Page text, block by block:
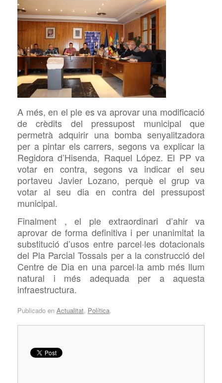
A més, en el ple es va aprovar una modificació
de crèdits del pressupost municipal que
permetrà adquirir una bomba senyalitzadora
per a pintar els carrers, segons va explicar la
Regidora d’Hisenda, Raquel López. El PP va
votar en contra, segons va indicar el seu
portaveu Javier Lozano, perquè el grup va
votar al seu dia en contra del pressupost
municipal.
Finalment , el ple extraordinari d’ahir va
aprovar de forma definitiva i per unanimitat la
substitució d’usos entre parcel·les dotacionals
del Pla Parcial Tossals per a la construcció del
Centre de Dia en una parcel·la amb més llum
natural i més adequada per a aquesta
infraestructura.
Publicado en Actualitat, Política.